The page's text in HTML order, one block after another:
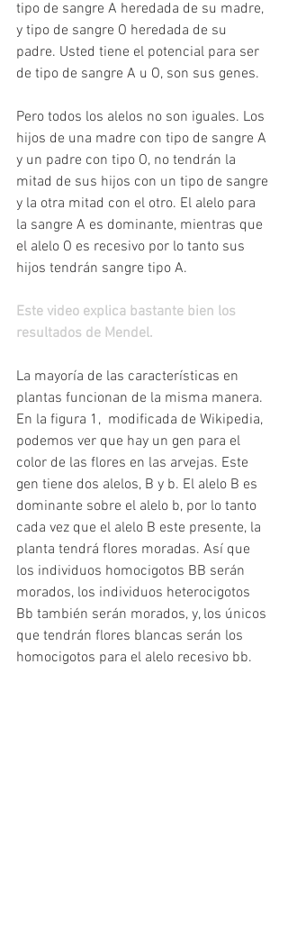
tipo de sangre A heredada de su madre,
y tipo de sangre O heredada de su
padre. Usted tiene el potencial para ser
de tipo de sangre A u O, son sus genes.
Pero todos los alelos no son iguales. Los
hijos de una madre con tipo de sangre A
y un padre con tipo O, no tendrán la
mitad de sus hijos con un tipo de sangre
y la otra mitad con el otro. El alelo para
la sangre A es dominante, mientras que
el alelo O es recesivo por lo tanto sus
hijos tendrán sangre tipo A.
Este video explica bastante bien los
resultados de Mendel.
La mayoría de las características en
plantas funcionan de la misma manera.
En la figura 1,  modificada de Wikipedia,
podemos ver que hay un gen para el
color de las flores en las arvejas. Este
gen tiene dos alelos, B y b. El alelo B es
dominante sobre el alelo b, por lo tanto
cada vez que el alelo B este presente, la
planta tendrá flores moradas. Así que
los individuos homocigotos BB serán
morados, los individuos heterocigotos
Bb también serán morados, y, los únicos
que tendrán flores blancas serán los
homocigotos para el alelo recesivo bb.